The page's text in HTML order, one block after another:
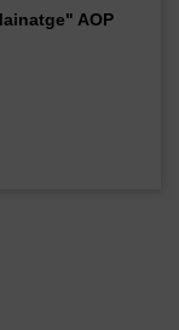
AOP